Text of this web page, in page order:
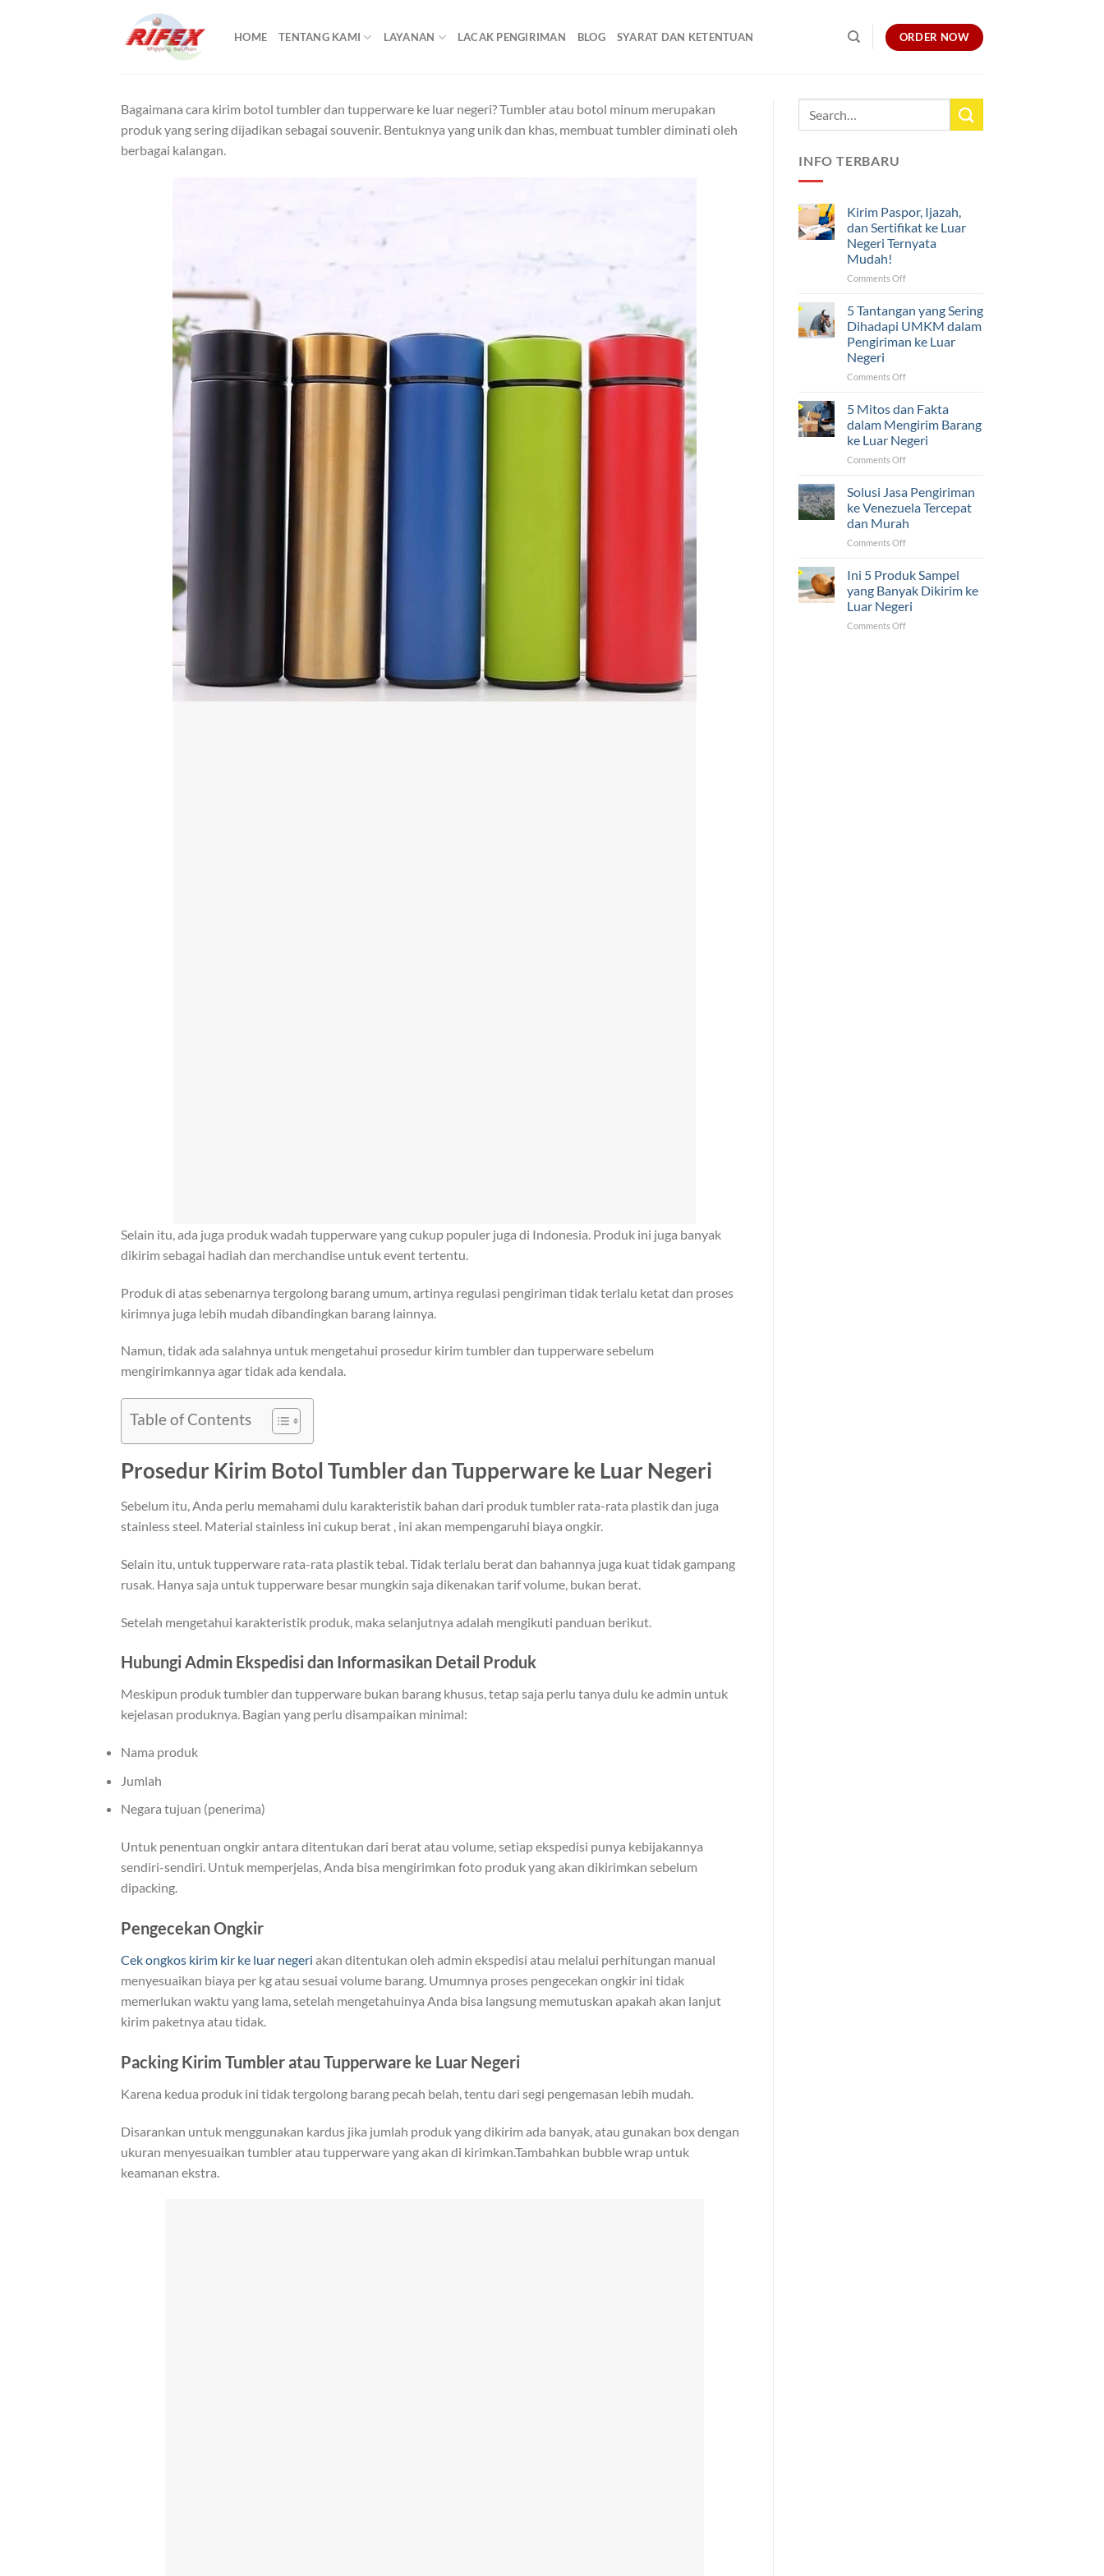
HOME TENTANG KAMI LAYANAN LACAK PENGIRIMAN BLOG SYARAT DAN KETENTUAN ORDER NOW
Bagaimana cara kirim botol tumbler dan tupperware ke luar negeri? Tumbler atau botol minum merupakan
produk yang sering dijadikan sebagai souvenir. Bentuknya yang unik dan khas, membuat tumbler diminati oleh
berbagai kalangan.
Selain itu, ada juga produk wadah tupperware yang cukup populer juga di Indonesia. Produk ini juga banyak
dikirim sebagai hadiah dan merchandise untuk event tertentu.
Produk di atas sebenarnya tergolong barang umum, artinya regulasi pengiriman tidak terlalu ketat dan proses
kirimnya juga lebih mudah dibandingkan barang lainnya.
Namun, tidak ada salahnya untuk mengetahui prosedur kirim tumbler dan tupperware sebelum
mengirimkannya agar tidak ada kendala.
Table of Contents
Prosedur Kirim Botol Tumbler dan Tupperware ke Luar Negeri
Sebelum itu, Anda perlu memahami dulu karakteristik bahan dari produk tumbler rata-rata plastik dan juga
stainless steel. Material stainless ini cukup berat , ini akan mempengaruhi biaya ongkir.
Selain itu, untuk tupperware rata-rata plastik tebal. Tidak terlalu berat dan bahannya juga kuat tidak gampang
rusak. Hanya saja untuk tupperware besar mungkin saja dikenakan tarif volume, bukan berat.
Setelah mengetahui karakteristik produk, maka selanjutnya adalah mengikuti panduan berikut.
Hubungi Admin Ekspedisi dan Informasikan Detail Produk
Meskipun produk tumbler dan tupperware bukan barang khusus, tetap saja perlu tanya dulu ke admin untuk
kejelasan produknya. Bagian yang perlu disampaikan minimal:
Nama produk
Jumlah
Negara tujuan (penerima)
Untuk penentuan ongkir antara ditentukan dari berat atau volume, setiap ekspedisi punya kebijakannya
sendiri-sendiri. Untuk memperjelas, Anda bisa mengirimkan foto produk yang akan dikirimkan sebelum
dipacking.
Pengecekan Ongkir
Cek ongkos kirim kir ke luar negeri akan ditentukan oleh admin ekspedisi atau melalui perhitungan manual
menyesuaikan biaya per kg atau sesuai volume barang. Umumnya proses pengecekan ongkir ini tidak
memerlukan waktu yang lama, setelah mengetahuinya Anda bisa langsung memutuskan apakah akan lanjut
kirim paketnya atau tidak.
Packing Kirim Tumbler atau Tupperware ke Luar Negeri
Karena kedua produk ini tidak tergolong barang pecah belah, tentu dari segi pengemasan lebih mudah.
Disarankan untuk menggunakan kardus jika jumlah produk yang dikirim ada banyak, atau gunakan box dengan
ukuran menyesuaikan tumbler atau tupperware yang akan di kirimkan.Tambahkan bubble wrap untuk
keamanan ekstra.
INFO TERBARU
Kirim Paspor, Ijazah,
dan Sertifikat ke Luar
Negeri Ternyata
Mudah!
Comments Offon
Ijazah,
dan
Sertifikat
Luar
Mudah!
5 Tantangan yang Sering
Dihadapi UMKM dalam
Pengiriman ke Luar
Negeri
Comments Offon
Tantangan
yang
Sering
Dihadapi
UMKM
Pengiriman
Luar
Negeri
5 Mitos dan Fakta
dalam Mengirim Barang
ke Luar Negeri
Comments Offon
Mitos
dan
Fakta
dalam
Mengirim
ke
Negeri
Solusi Jasa Pengiriman
ke Venezuela Tercepat
dan Murah
Comments Offon
Jasa
Pengiriman
ke
Venezuela
Tercepat
Ini 5 Produk Sampel
yang Banyak Dikirim ke
Luar Negeri
Comments Offon